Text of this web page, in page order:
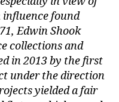
influence found
Edwin Shook
collections and
in 2013 by the first
under the direction
yielded a fair